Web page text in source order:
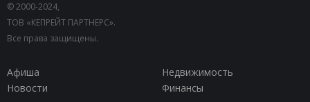
© 2000-2024,
ТОВ «КЕПРЕЙТ ПАРТНЕРС».
Все права защищены.
Афиша
Недвижимость
Новости
Финансы